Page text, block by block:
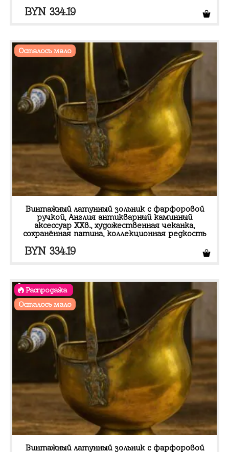
BYN 334.19
Осталось мало
Винтажный латунный зольник с фарфоровой
ручкой, Англия антикварный каминный
аксессуар XXв., художественная чеканка,
сохранённая патина, коллекционная редкость
BYN 334.19
Распродажа
Осталось мало
Винтажный латунный зольник с фарфоровой